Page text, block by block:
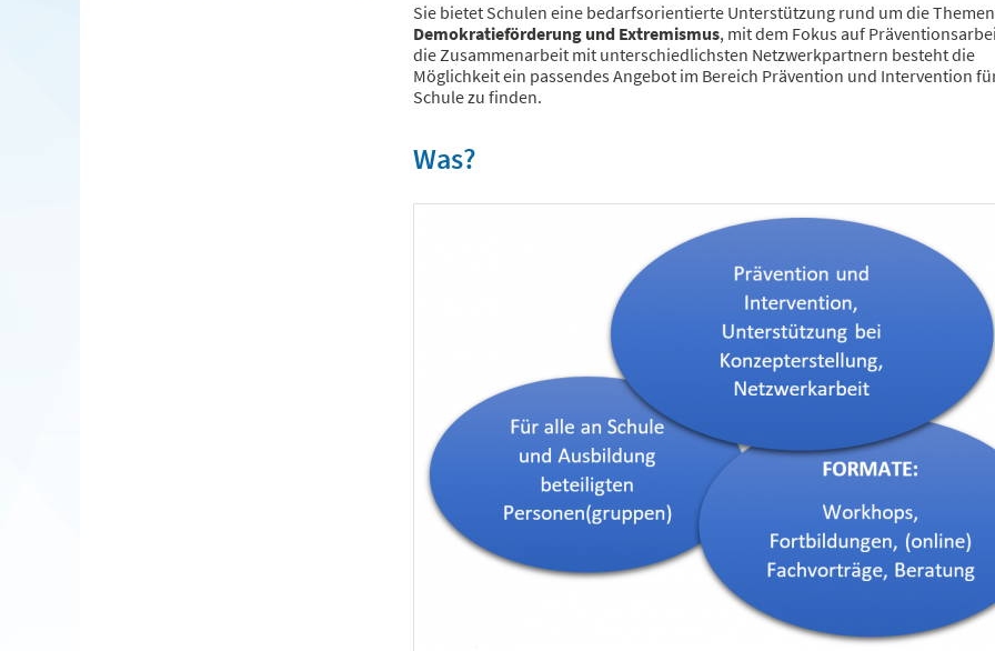
Sie bietet Schulen eine bedarfsorientierte Unterstützung rund um die Themen
Demokratieförderung und Extremismus, mit dem Fokus auf
die Zusammenarbeit mit unterschiedlichsten Netzwerkpartnern besteht die
Möglichkeit ein passendes Angebot im Bereich Prävention und Intervention
Schule zu finden.
Was?